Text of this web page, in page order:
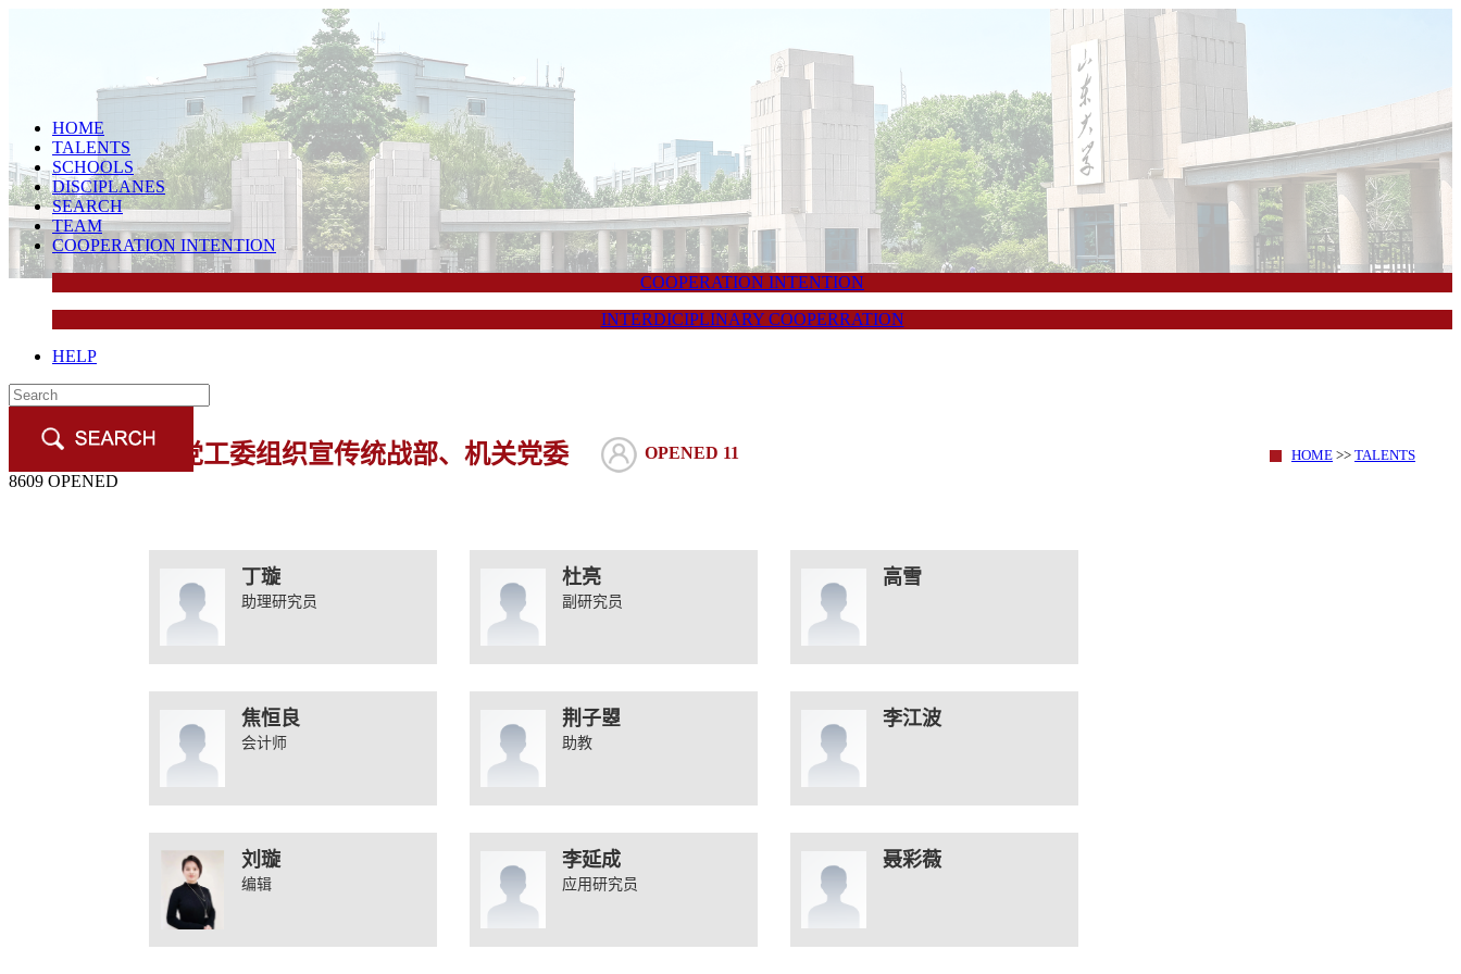
HOME
TALENTS
SCHOOLS
DISCIPLANES
SEARCH
TEAM
COOPERATION INTENTION
COOPERATION INTENTION
INTERDICIPLINARY COOPERRATION
HELP
8609 OPENED
青岛校区党工委组织宣传统战部、机关党委 OPENED 11 HOME >> TALENTS
丁璇
助理研究员
杜亮
副研究员
高雪
焦恒良
会计师
荆子曌
助教
李江波
刘璇
编辑
李延成
应用研究员
聂彩薇